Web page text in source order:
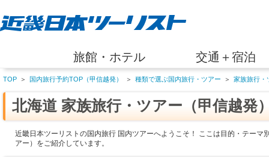
旅館・ホテル 交通＋宿泊
TOP ＞ 国内旅行予約TOP（甲信越発） ＞ 種類で選ぶ国内旅行・ツアー ＞ 家族旅行・
北海道 家族旅行・ツアー（甲信越発
近畿日本ツーリストの国内旅行 国内ツアーへようこそ！ ここは目的・テーマ
アー）をご紹介しています。